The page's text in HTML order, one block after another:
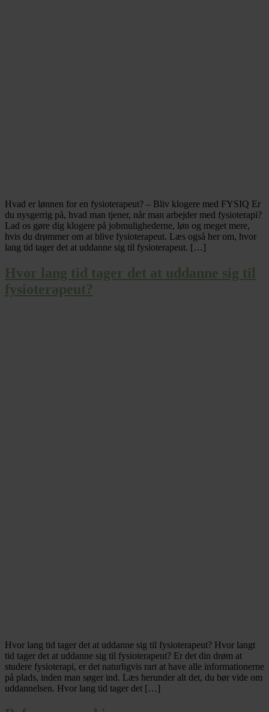
Hvad er lønnen for en fysioterapeut? – Bliv klogere med FYSIQ Er
du nysgerrig på, hvad man tjener, når man arbejder med fysioterapi?
Lad os gøre dig klogere på jobmulighederne, løn og meget mere,
hvis du drømmer om at blive fysioterapeut. Læs også her om, hvor
lang tid tager det at uddanne sig til fysioterapeut. […]
Hvor lang tid tager det at uddanne sig til
fysioterapeut?
Hvor lang tid tager det at uddanne sig til fysioterapeut? Hvor langt
tid tager det at uddanne sig til fysioterapeut? Er det din drøm at
studere fysioterapi, er det naturligvis rart at have alle informationerne
på plads, inden man søger ind. Læs herunder alt det, du bør vide om
uddannelsen. Hvor lang tid tager det […]